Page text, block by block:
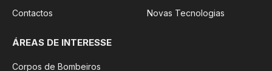
Contactos
Novas Tecnologias
ÁREAS DE INTERESSE
Corpos de Bombeiros